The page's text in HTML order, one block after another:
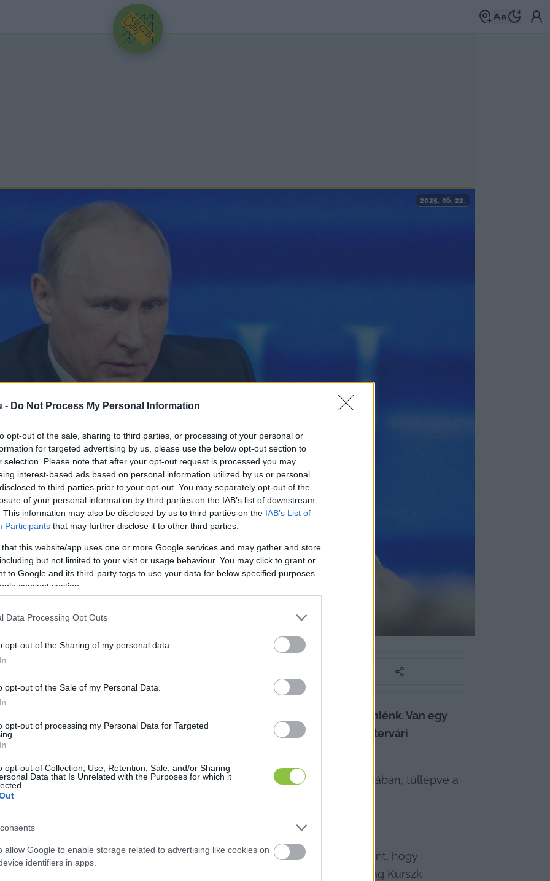
- Do Not Process My Personal Information
opt-out of the sale, sharing to third parties, or processing of your personal or
for targeted advertising by us, please use the below opt-out section to
selection. Please note that after your opt-out request is processed you may
interest-based ads based on personal information utilized by us or personal
to third parties prior to your opt-out. You may separately opt-out of the
of your personal information by third parties on the IAB’s list of downstream
This information may also be disclosed by us to third parties on the IAB’s List of
Participants that may further disclose it to other third parties.
that this website/app uses one or more Google services and may gather and store
but not limited to your visit or usage behaviour. You may click to grant or
to Google and its third-party tags to use your data for below specified purposes
consent section.
Data Processing Opt Outs
opt-out of the Sharing of my personal data.
opt-out of the Sale of my Personal Data.
opt-out of processing my Personal Data for Targeted
opt-out of Collection, Use, Retention, Sale, and/or Sharing
Data that Is Unrelated with the Purposes for which it
allow Google to enable storage related to advertising like cookies on
identifiers in apps.
HIRDETÉS
2025. 06. 22.
a lábát, az a miénk”
és az ukránok egy nép. Ebben az értelemben egész Ukrajna a miénk. Van egy
beteszi a lábát, az a miénk” – mondta Vlagyimir Putyin a Szentpétervári
című emigráns orosz lap szerint. Lapszemle.
hogy a orosz hadsereg milyen messzire haladhat előre Ukrajnában, túllépve a
– írja cikkében a
hadsereg elfoglalhatja Szumi városát, annak a törekvésnek a részeként, hogy
létre, miután az ukrán csapatok tavaly nyáron megszállták Oroszország Kurszk